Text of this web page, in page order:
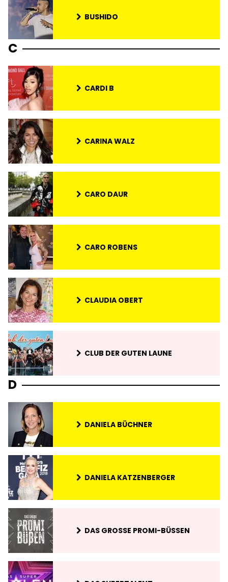
BUSHIDO
C
CARDI B
CARINA WALZ
CARO DAUR
CARO ROBENS
CLAUDIA OBERT
CLUB DER GUTEN LAUNE
D
DANIELA BÜCHNER
DANIELA KATZENBERGER
DAS GROSSE PROMI-BÜSSEN